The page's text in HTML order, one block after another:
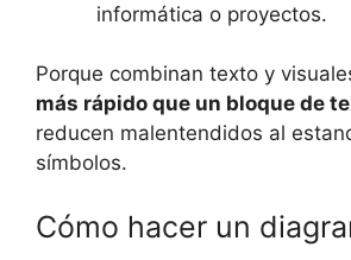
informática o proyectos.
Porque combinan texto y
más rápido que un bloque de
reducen malentendidos al
símbolos.
Cómo hacer un